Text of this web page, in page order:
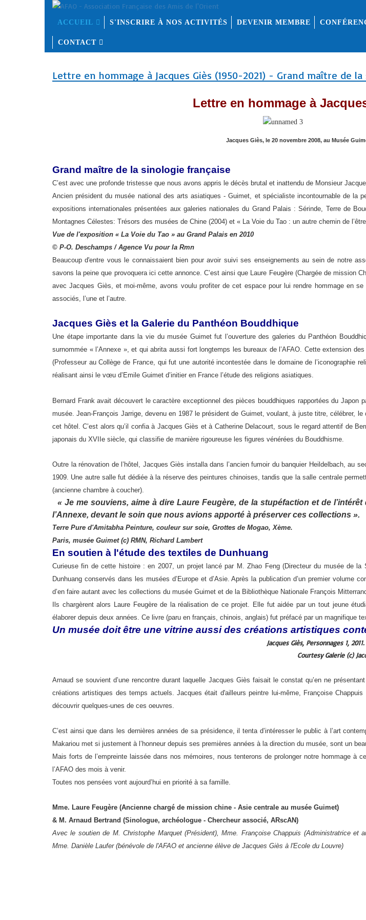
ACCUEIL S'INSCRIRE À NOS ACTIVITÉS DEVENIR MEMBRE
CONTACT
Lettre en hommage à Jacques Giès (1950-2021) - Grand maître de
Lettre en hommage à
Jacques Giès, le 20 novembre 2008, au Musée
Grand maître de la sinologie française
C’est avec une profonde tristesse que nous avons appris le décès brutal et inattendu de Monsieur
Ancien président du musée national des arts asiatiques - Guimet, et spécialiste incontournable de la
expositions internationales présentées aux galeries nationales du Grand Palais : Sérinde, Terre de
Montagnes Célestes: Trésors des musées de Chine (2004) et « La Voie du Tao : un autre chemin de
Vue de l'exposition « La Voie du Tao » au Grand Palais en 2010
© P-O. Deschamps / Agence Vu pour la Rmn
Beaucoup d'entre vous le connaissaient bien pour avoir suivi ses enseignements au sein de notre
savons la peine que provoquera ici cette annonce. C’est ainsi que Laure Feugère (Chargée de mission
avec Jacques Giès, et moi-même, avons voulu profiter de cet espace pour lui rendre hommage en
associés, l’une et l’autre.
Jacques Giès et la Galerie du Panthéon Bouddhique
Une étape importante dans la vie du musée Guimet fut l’ouverture des galeries du Panthéon
surnommée « l’Annexe », et qui abrita aussi fort longtemps les bureaux de l’AFAO. Cette extension
(Professeur au Collège de France, qui fut une autorité incontestée dans le domaine de l’iconographie
réalisant ainsi le vœu d’Emile Guimet d’initier en France l’étude des religions asiatiques.
Bernard Frank avait découvert le caractère exceptionnel des pièces bouddhiques rapportées du
musée. Jean-François Jarrige, devenu en 1987 le président de Guimet, voulant, à juste titre, célébrer,
cet hôtel. C’est alors qu’il confia à Jacques Giès et à Catherine Delacourt, sous le regard attentif de
japonais du XVIIe siècle, qui classifie de manière rigoureuse les figures vénérées du Bouddhisme.
Outre la rénovation de l’hôtel, Jacques Giès installa dans l’ancien fumoir du banquier Heildelbach, au
1909. Une autre salle fut dédiée à la réserve des peintures chinoises, tandis que la salle centrale
(ancienne chambre à coucher).
« Je me souviens, aime à dire Laure Feugère, de la stupéfaction et de
l’Annexe, devant le soin que nous avions apporté à préserver ces collections ».
Terre Pure d'Amitabha Peinture, couleur sur soie, Grottes de Mogao, Xème.
Paris, musée Guimet (c) RMN, Richard Lambert
En soutien à l'étude des textiles de Dunhuang
Curieuse fin de cette histoire : en 2007, un projet lancé par M. Zhao Feng (Directeur du musée de
Dunhuang conservés dans les musées d’Europe et d’Asie. Après la publication d’un premier
d’en faire autant avec les collections du musée Guimet et de la Bibliothèque Nationale François
Ils chargèrent alors Laure Feugère de la réalisation de ce projet. Elle fut aidée par un tout jeune
élaborer depuis deux années. Ce livre (paru en français, chinois, anglais) fut préfacé par un magnifique
Un musée doit être une vitrine aussi des créations artistiques
Jacques Giès, Personnages 1,
Courtesy Galerie (c)
Arnaud se souvient d’une rencontre durant laquelle Jacques Giès faisait le constat qu’en ne
créations artistiques des temps actuels. Jacques était d'ailleurs peintre lui-même, Françoise
découvrir quelques-unes de ces oeuvres.
C’est ainsi que dans les dernières années de sa présidence, il tenta d’intéresser le public à l’art
Makariou met si justement à l’honneur depuis ses premières années à la direction du musée, sont un
Mais forts de l’empreinte laissée dans nos mémoires, nous tenterons de prolonger notre hommage
l’AFAO des mois à venir.
Toutes nos pensées vont aujourd’hui en priorité à sa famille.
Mme. Laure Feugère (Ancienne chargé de mission chine - Asie centrale au musée Guimet)
& M. Arnaud Bertrand (Sinologue, archéologue - Chercheur associé, ARscAN)
Avec le soutien de M. Christophe Marquet (Président), Mme. Françoise Chappuis (Administratrice et
Mme. Danièle Laufer (bénévole de l'AFAO et ancienne élève de Jacques Giès à l'Ecole du Louvre)